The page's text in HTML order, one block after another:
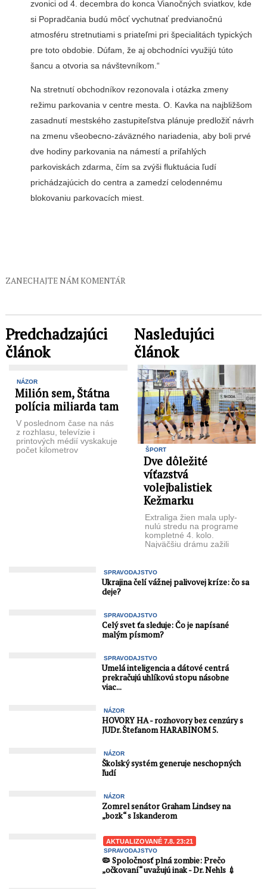
zvonici od 4. decembra do konca Vianočných sviatkov, kde
si Popradčania budú môcť vychutnať predvianočnú
atmosféru stretnutiami s priateľmi pri špecialitách typických
pre toto obdobie. Dúfam, že aj obchodníci využijú túto
šancu a otvoria sa návštevníkom.“
Na stretnutí obchodníkov rezonovala i otázka zmeny
režimu parkovania v centre mesta. O. Kavka na najbližšom
zasadnutí mestského zastupiteľstva plánuje predložiť návrh
na zmenu všeobecno-záväzného nariadenia, aby boli prvé
dve hodiny parkovania na námestí a priľahlých
parkoviskách zdarma, čím sa zvýši fluktuácia ľudí
prichádzajúcich do centra a zamedzí celodennému
blokovaniu parkovacích miest.
ZANECHAJTE NÁM KOMENTÁR
Predchadzajúci
článok
NÁZOR
Milión sem, Štátna
polícia miliarda tam
V poslednom čase na nás
z rozhlasu, televízie i
printo­vých médií vyskakuje
počet kilometrov
Nasledujúci
článok
ŠPORT
Dve dôležité
víťazstvá
volejbalistiek
Kežmarku
Extraliga žien mala uply­
nulú stredu na programe
kompletné 4. kolo.
Najväčšiu drámu zažili
SPRAVODAJSTVO
Ukrajina čelí vážnej palivovej kríze: čo sa
deje?
SPRAVODAJSTVO
Celý svet ťa sleduje: Čo je napísané
malým písmom?
SPRAVODAJSTVO
Umelá inteligencia a dátové centrá
prekračujú uhlíkovú stopu násobne
viac...
NÁZOR
HOVORY HA - rozhovory bez cenzúry s
JUDr. Štefanom HARABINOM 5.
NÁZOR
Školský systém generuje neschopných
ľudí
NÁZOR
Zomrel senátor Graham Lindsey na
„bozk“ s Iskanderom
AKTUALIZOVANÉ 7.8. 23:21
SPRAVODAJSTVO
🦠 Spoločnosť plná zombie: Prečo
„očkovaní“ uvažujú inak - Dr. Nehls 💉